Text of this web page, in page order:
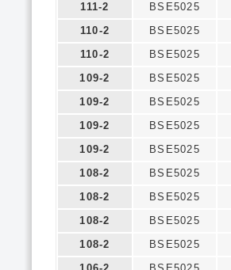
111-2
BSE5025
110-2
BSE5025
110-2
BSE5025
109-2
BSE5025
109-2
BSE5025
109-2
BSE5025
109-2
BSE5025
108-2
BSE5025
108-2
BSE5025
108-2
BSE5025
108-2
BSE5025